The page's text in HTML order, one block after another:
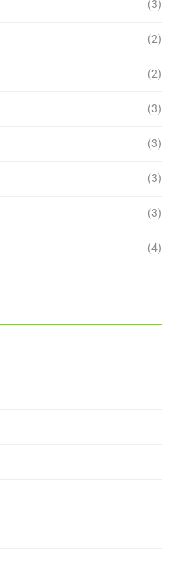
(3)
(2)
(2)
(3)
(3)
(3)
(3)
(4)